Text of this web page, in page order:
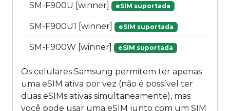
SM-F900U [winner] eSIM suportada
SM-F900U1 [winner] eSIM suportada
SM-F900W [winner] eSIM suportada
Os celulares Samsung permitem ter apenas
uma eSIM ativa por vez (não é possível ter
duas eSIMs ativas simultaneamente), mas
você pode usar uma eSIM junto com um SIM